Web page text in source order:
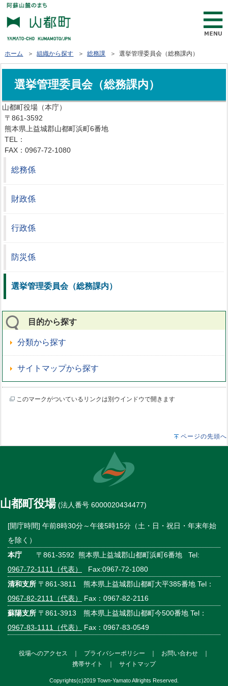
ホーム ＞組織から探す ＞総務課 ＞ 選挙管理委員会（総務課内）
選挙管理委員会（総務課内）
山都町役場（本庁）
〒861-3592
熊本県上益城郡山都町浜町6番地
TEL：
FAX：0967-72-1080
総務係
財政係
行政係
防災係
選挙管理委員会（総務課内）
目的から探す
分類から探す
サイトマップから探す
このマークがついているリンクは別ウインドウで開きます
ページの先頭へ
山都町役場(法人番号 6000020434477)
[開庁時間] 午前8時30分～午後5時15分（土・日・祝日・年末年始
を除く）
本庁 〒861-3592 熊本県上益城郡山都町浜町6番地 Tel:
0967-72-1111（代表）
Fax:0967-72-1080
清和支所 〒861-3811 熊本県上益城郡山都町大平385番地 Tel：
0967-82-2111（代表）
Fax：0967-82-2116
蘇陽支所 〒861-3913 熊本県上益城郡山都町今500番地 Tel：
0967-83-1111（代表）
Fax：0967-83-0549
役場へのアクセス ｜ プライバシーポリシー ｜ お問い合わせ
｜
携帯サイト
｜ サイトマップ
Copyrights(c)2019 Town-Yamato Allrights Reserved.